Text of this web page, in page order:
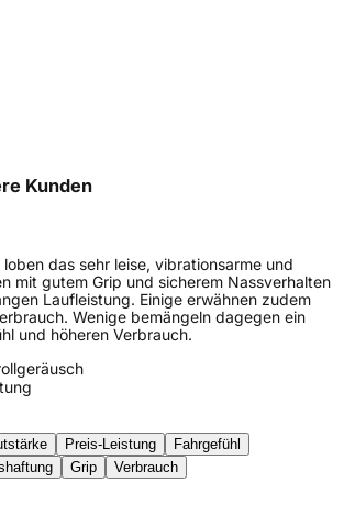
Kunden
das sehr leise, vibrationsarme und
mit gutem Grip und sicherem Nassverhalten
Laufleistung. Einige erwähnen zudem
Wenige bemängeln dagegen ein
und höheren Verbrauch.
Preis-Leistung
Fahrgefühl
Grip Verbrauch